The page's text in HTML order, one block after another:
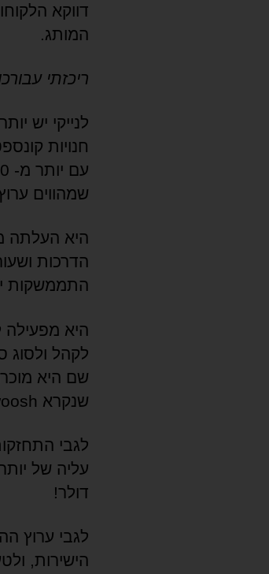
דווקא
המותג.
ריכזתי
חנויות
שמהווים
היא העלתה
הדרכות
התממשקות
לקהל ולסוג
שם היא
שנקרא Swoosh).
דולר!
לגבי ערוץ
הישירות,